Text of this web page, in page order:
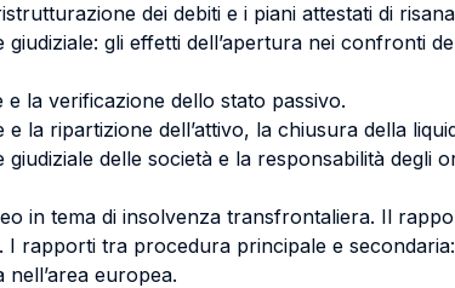
dei debiti e i piani attestati di
giudiziale: gli effetti dell’apertura nei confronti
e la verificazione dello stato passivo.
e la ripartizione dell’attivo, la chiusura della
giudiziale delle società e la responsabilità
in tema di insolvenza transfrontaliera. Il
I rapporti tra procedura principale e
nell’area europea.